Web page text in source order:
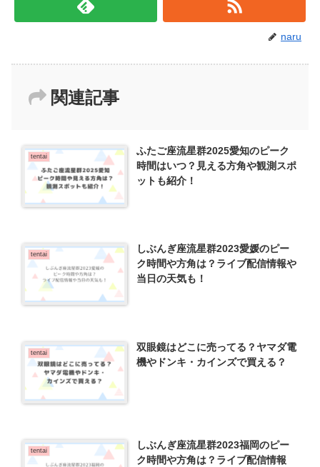
naru
関連記事
tentai
ふたご座流星群2025愛知のピーク
時間はいつ？見える方角や観測スポ
ットも紹介！
tentai
しぶんぎ座流星群2023愛媛のピー
ク時間や方角は？ライブ配信情報や
当日の天気も！
tentai
双眼鏡はどこに売ってる？ヤマダ電
機やドンキ・カインズで買える？
tentai
しぶんぎ座流星群2023福岡のピー
ク時間や方角は？ライブ配信情報